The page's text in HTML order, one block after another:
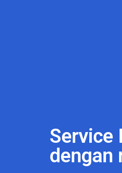
Service
dengan